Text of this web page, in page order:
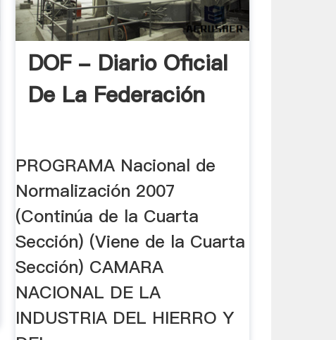
DOF - Diario Oficial
De La Federación
PROGRAMA Nacional de
Normalización 2007
(Continúa de la Cuarta
Sección) (Viene de la Cuarta
Sección) CAMARA
NACIONAL DE LA
INDUSTRIA DEL HIERRO Y